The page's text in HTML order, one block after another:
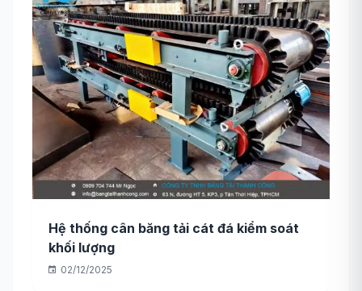
Hệ thống cân băng tải cát đá kiểm soát
khối lượng
02/12/2025